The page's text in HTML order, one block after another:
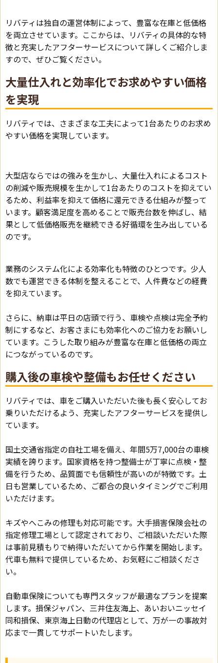
リバティは独自の運営体制によって、豊富な在庫と低価格
を両立させています。ここからは、リバティの具体的な特
徴と充実したアフターサービスについて詳しくご紹介しま
すので、ぜひご覧ください。
大量仕入れと効率化でお求めやすい価格
を実現
リバティでは、さまざまな工夫によって1台あたりのお求め
やすい価格を実現しています。
大型店ならではの強みを生かし、大量仕入れによるコスト
の削減や販売規模を生かして1台あたりのコストを抑えてい
るため、利益率を抑えて価格に還元できる仕組みが整って
います。顧客満足度を高めることで販売台数を伸ばし、結
果として低価格販売を継続できる好循環を生み出している
のです。
業務のシステム化による効率化も特徴のひとつです。少人
数でも運営できる体制を整えることで、人件費などの経費
を抑えています。
さらに、納車は平日の店頭で行う、車検や点検は完全予約
制にするなど、お客さまにも効率化へのご協力をお願いし
ています。こうした取り組みが豊富な在庫と低価格の両立
につながっているのです。
購入後の車検や整備もお任せください
リバティでは、車をご購入いただいた後も長く安心してお
乗りいただけるよう、充実したアフターサービスを提供し
ています。
国土交通省指定の自社工場を備え、年間5万7,000台の車検
実績を誇ります。国家資格を持つ整備士が丁寧に点検・整
備を行うため、品質面でも信頼性が高いのが特徴です。土
日も営業しているため、ご都合の良いタイミングでご利用
いただけます。
キズやへこみの修理も対応可能です。大手損害保険会社の
指定修理工場として認定されており、ご相談いただいた際
は事前見積もりで納得いただいてから作業を開始します。
代車も無料で提供しているため、お気軽にご相談くださ
い。
自動車保険についても専門スタッフが最適なプランを提案
します。損保ジャパン、三井住友海上、あいおいニッセイ
同和損保、東京海上日動の代理店として、万が一の事故対
応まで一貫してサポートいたします。